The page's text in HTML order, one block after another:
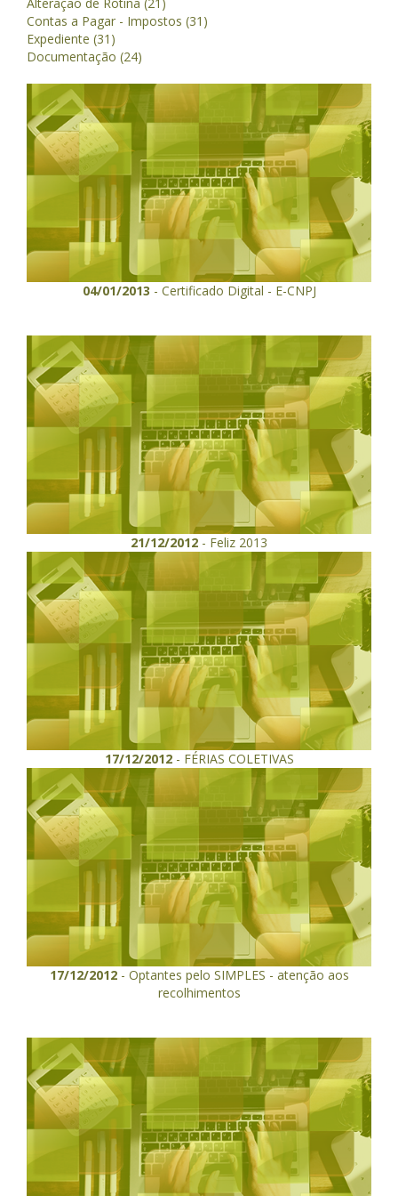
Contas a Pagar - Impostos (31)
Expediente (31)
Documentação (24)
04/01/2013 - Certificado Digital - E-CNPJ
21/12/2012 - Feliz 2013
17/12/2012- FÉRIAS COLETIVAS
17/12/2012- Optantes pelo SIMPLES - atenção aos
recolhimentos